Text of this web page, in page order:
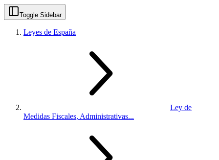
Toggle Sidebar
Leyes de España
Ley de
Medidas Fiscales, Administrativas...